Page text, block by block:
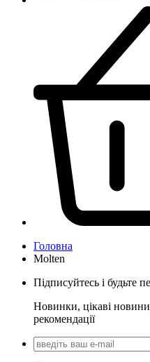
Головна
Molten
Підписуйтесь і будьте
Новинки, цікаві
рекомендації